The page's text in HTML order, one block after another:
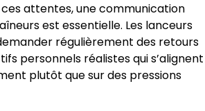
ces attentes, une communication
est essentielle. Les lanceurs
régulièrement des retours
personnels réalistes qui s’alignent
plutôt que sur des pressions